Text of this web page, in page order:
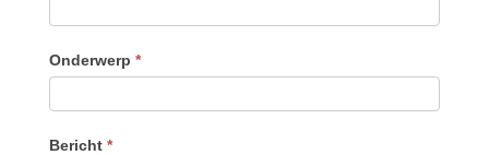
Onderwerp *
Bericht *